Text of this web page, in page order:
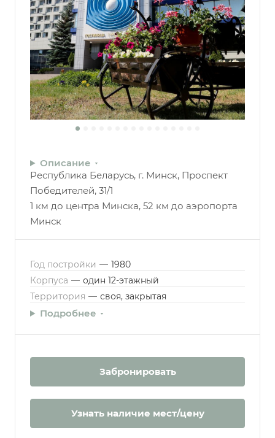
Описание
Республика Беларусь, г. Минск, Проспект
Победителей, 31/1
1 км до центра Минска, 52 км до аэропорта
Минск
Год постройки — 1980
Корпуса — один 12-этажный
Территория — своя, закрытая
Подробнее
Забронировать
Узнать наличие мест/цену